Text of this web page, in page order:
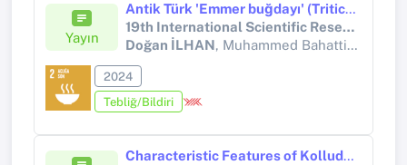
Yayın
Antik Türk 'Emmer buğdayı' (Triticum dicoccum Schrank) popülasyon yapısının i-PBS markörleri ile gösterilmesi
19th International Scientific Research Congress (UBAK)
Doğan İLHAN, Muhammed Bahattin TANYOLAÇ
2024
Tebliğ/Bildiri
Characteristic Features of Kolludere Valley (Bitlis-Hizan) Honey